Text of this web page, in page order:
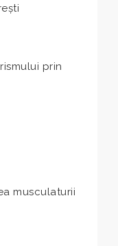
prin
musculaturii